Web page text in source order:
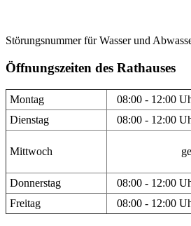
Störungsnummer für Wasser und
Öffnungszeiten des Rathauses
Montag 08:00 - 12:00
Dienstag
08:00 - 12:00
Mittwoch
Donnerstag 08:00 - 12:00
Freitag
08:00 - 12:00